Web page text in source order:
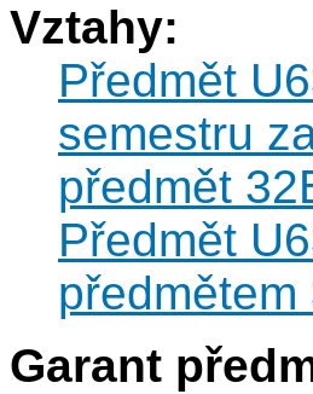
Vztahy:
Předmět
semestru
předmět
Předmět
Garant